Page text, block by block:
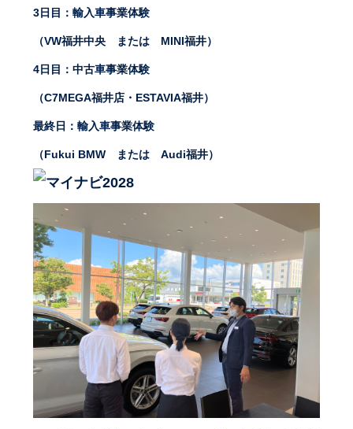
3日目：輸入車事業体験
（VW福井中央 または MINI福井）
4日目：中古車事業体験
（C7MEGA福井店・ESTAVIA福井）
最終日：輸入車事業体験
（Fukui BMW または Audi福井）